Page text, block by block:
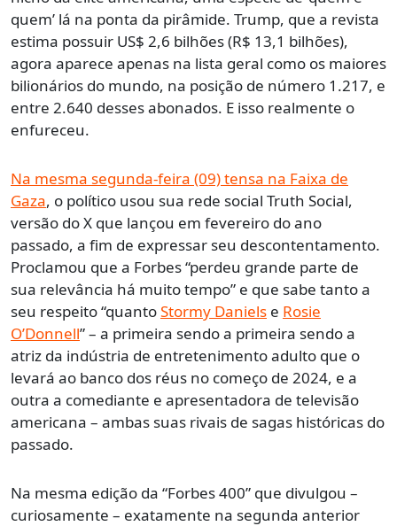
quem’ lá na ponta da pirâmide. Trump, que a revista
estima possuir US$ 2,6 bilhões (R$ 13,1 bilhões),
agora aparece apenas na lista geral como os maiores
bilionários do mundo, na posição de número 1.217, e
entre 2.640 desses abonados. E isso realmente o
enfureceu.
Na mesma segunda-feira (09) tensa na Faixa de
Gaza, o político usou sua rede social Truth Social,
versão do X que lançou em fevereiro do ano
passado, a fim de expressar seu descontentamento.
Proclamou que a Forbes “perdeu grande parte de
sua relevância há muito tempo” e que sabe tanto a
seu respeito “quantoStormy Daniels e Rosie
O’Donnell” – a primeira sendo a primeira sendo a
atriz da indústria de entretenimento adulto que o
levará ao banco dos réus no começo de 2024, e a
outra a comediante e apresentadora de televisão
americana – ambas suas rivais de sagas históricas do
passado.
Na mesma edição da “Forbes 400” que divulgou –
curiosamente – exatamente na segunda anterior